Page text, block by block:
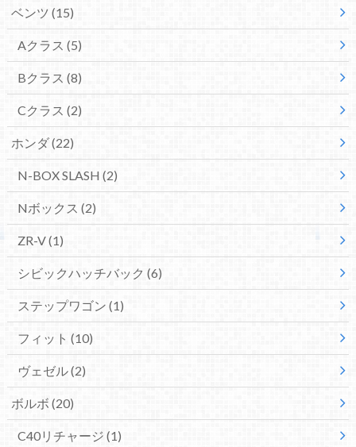
ベンツ (15)
Aクラス (5)
Bクラス (8)
Cクラス (2)
ホンダ(22)
N-BOX SLASH (2)
Nボックス (2)
ZR-V(1)
シビックハッチバック (6)
ステップワゴン (1)
フィット (10)
ヴェゼル(2)
ボルボ (20)
C40リチャージ (1)